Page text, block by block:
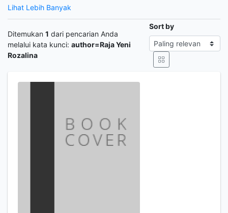
Lihat Lebih Banyak
Ditemukan 1 dari pencarian Anda
melalui kata kunci: author=Raja Yeni
Rozalina
Sort by